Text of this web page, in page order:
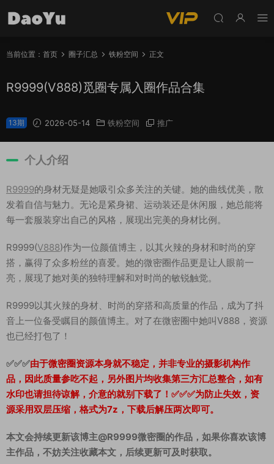
当前位置： 首页 圈子汇总 铁粉空间 正文
R9999(V888)觅圈专属入圈作品合集
13期 2026-05-14 铁粉空间 推广
个人介绍
R9999的身材无疑是她吸引众多关注的关键。她的曲线优美，散
发着自信与魅力。无论是紧身裙、运动装还是休闲服，她总能将
每一套服装穿出自己的风格，展现出完美的身材比例。
R9999(V888)作为一位颜值博主，以其火辣的身材和时尚的穿
搭，赢得了众多粉丝的喜爱。她的微密圈作品更是让人眼前一
亮，展现了她对美的独特理解和对时尚的敏锐触觉。
R9999以其火辣的身材、时尚的穿搭和高质量的作品，成为了抖
音上一位备受瞩目的颜值博主。对了在微密圈中她叫V888，资源
也已经打包了！
✅✅✅由于微密圈资源本身就不稳定，并非专业的摄影机构作
品，因此质量参吃不起，另外图片均收集第三方汇总整合，如有
水印也请担待谅解，介意的就别下载了！✅✅✅为防止失效，资
源采用双层压缩，格式为7z，下载后解压两次即可。
本文会持续更新该博主@R9999微密圈的作品，如果你喜欢该博
主作品，不妨关注收藏本文，后续更新可及时获取。